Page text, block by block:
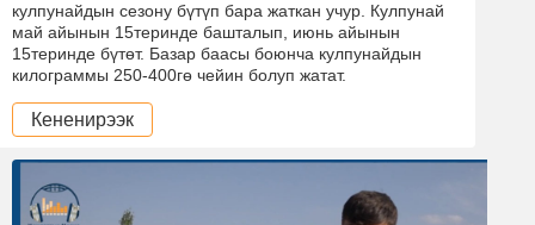
кулпунайдын сезону бүтүп бара жаткан учур. Кулпунай
май айынын 15теринде башталып, июнь айынын
15теринде бүтөт. Базар баасы боюнча кулпунайдын
килограммы 250-400гө чейин болуп жатат.
Кененирээк